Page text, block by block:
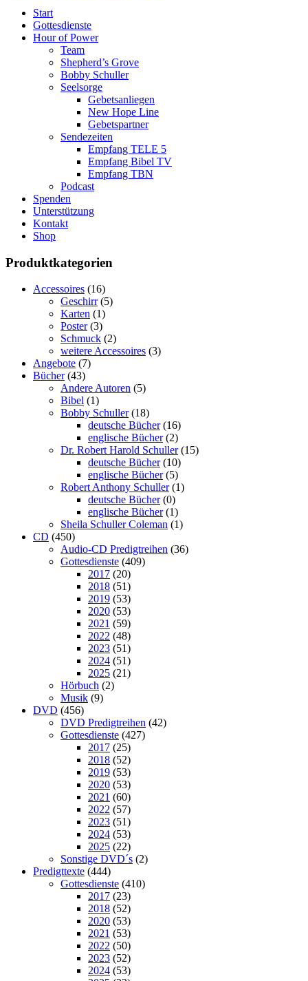
Start
Gottesdienste
Hour of Power
Team
Shepherd’s Grove
Bobby Schuller
Seelsorge
Gebetsanliegen
New Hope Line
Gebetspartner
Sendezeiten
Empfang TELE 5
Empfang Bibel TV
Empfang TBN
Podcast
Spenden
Unterstützung
Kontakt
Shop
Produktkategorien
Accessoires (16)
Geschirr (5)
Karten (1)
Poster (3)
Schmuck (2)
weitere Accessoires (3)
Angebote (7)
Bücher (43)
Andere Autoren (5)
Bibel (1)
Bobby Schuller (18)
deutsche Bücher (16)
englische Bücher (2)
Dr. Robert Harold Schuller (15)
deutsche Bücher (10)
englische Bücher (5)
Robert Anthony Schuller (1)
deutsche Bücher (0)
englische Bücher (1)
Sheila Schuller Coleman (1)
CD (450)
Audio-CD Predigtreihen (36)
Gottesdienste (409)
2017 (20)
2018 (51)
2019 (53)
2020 (53)
2021 (59)
2022 (48)
2023 (51)
2024 (51)
2025 (21)
Hörbuch (2)
Musik (9)
DVD (456)
DVD Predigtreihen (42)
Gottesdienste (427)
2017 (25)
2018 (52)
2019 (53)
2020 (53)
2021 (60)
2022 (57)
2023 (51)
2024 (53)
2025 (22)
Sonstige DVD´s (2)
Predigttexte (444)
Gottesdienste (410)
2017 (23)
2018 (52)
2020 (53)
2021 (53)
2022 (50)
2023 (52)
2024 (53)